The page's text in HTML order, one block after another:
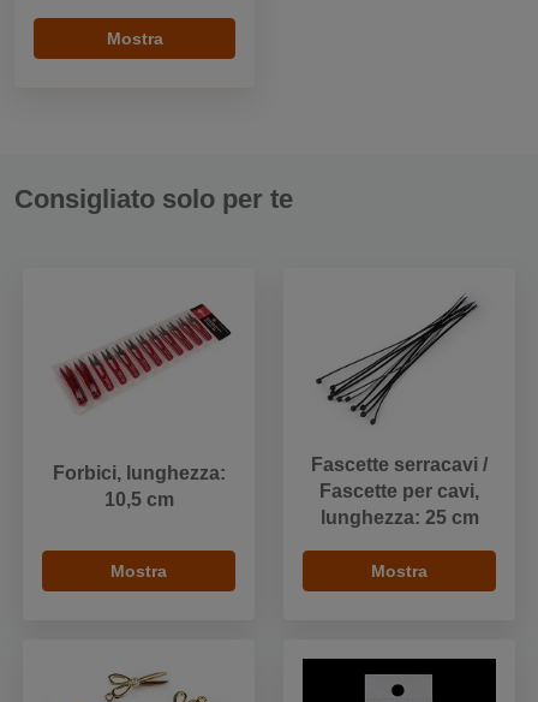
Mostra
Consigliato solo per te
Forbici, lunghezza:
10,5 cm
Mostra
Fascette serracavi /
Fascette per cavi,
lunghezza: 25 cm
Mostra